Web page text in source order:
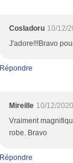
CosIadoru 10/12/
J'adore!!!Bravo
Répondre
Mireille 10/12/
Vraiment
robe. Bravo
Répondre